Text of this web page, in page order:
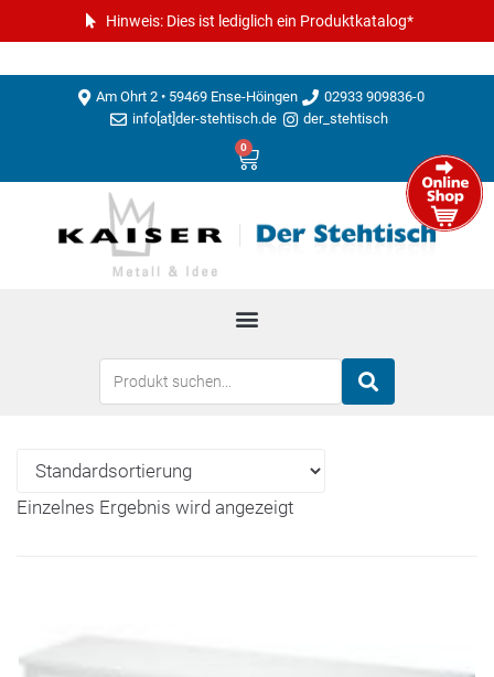
Hinweis: Dies ist lediglich ein Produktkatalog*
Am Ohrt 2 • 59469 Ense-Höingen
02933 909836-0
info[at]der-stehtisch.de
der_stehtisch
0
Einzelnes Ergebnis wird angezeigt